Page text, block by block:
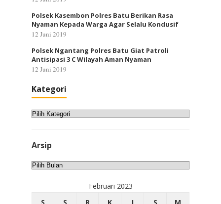
Polsek Kasembon Polres Batu Berikan Rasa
Nyaman Kepada Warga Agar Selalu Kondusif
12 Juni 2019
Polsek Ngantang Polres Batu Giat Patroli
Antisipasi 3 C Wilayah Aman Nyaman
12 Juni 2019
Kategori
Kategori
Arsip
Arsip
Februari 2023